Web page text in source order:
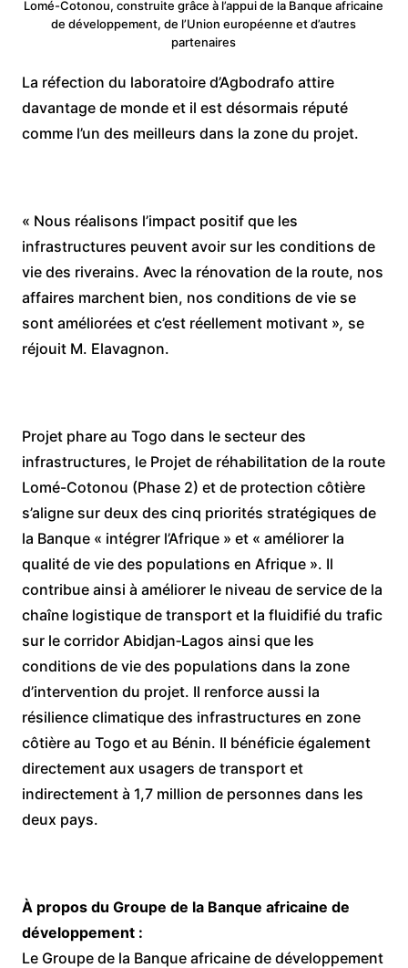
Lomé-Cotonou, construite grâce à l’appui de la Banque africaine
de développement, de l’Union européenne et d’autres
partenaires
La réfection du laboratoire d’Agbodrafo attire
davantage de monde et il est désormais réputé
comme l’un des meilleurs dans la zone du projet.
« Nous réalisons l’impact positif que les
infrastructures peuvent avoir sur les conditions de
vie des riverains. Avec la rénovation de la route, nos
affaires marchent bien, nos conditions de vie se
sont améliorées et c’est réellement motivant », se
réjouit M. Elavagnon.
Projet phare au Togo dans le secteur des
infrastructures, le Projet de réhabilitation de la route
Lomé-Cotonou (Phase 2) et de protection côtière
s’aligne sur deux des cinq priorités stratégiques de
la Banque « intégrer l’Afrique » et « améliorer la
qualité de vie des populations en Afrique ». Il
contribue ainsi à améliorer le niveau de service de la
chaîne logistique de transport et la fluidifié du trafic
sur le corridor Abidjan‑Lagos ainsi que les
conditions de vie des populations dans la zone
d’intervention du projet. Il renforce aussi la
résilience climatique des infrastructures en zone
côtière au Togo et au Bénin. Il bénéficie également
directement aux usagers de transport et
indirectement à 1,7 million de personnes dans les
deux pays.
À propos du Groupe de la Banque africaine de
développement :
Le Groupe de la Banque africaine de développement